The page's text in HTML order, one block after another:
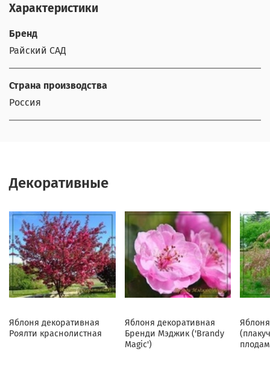
Характеристики
Бренд
Райский САД
Страна производства
Россия
Декоративные
Яблоня декоративная
Роялти краснолистная
Яблоня декоративная
Бренди Мэджик ('Brandy
Magic')